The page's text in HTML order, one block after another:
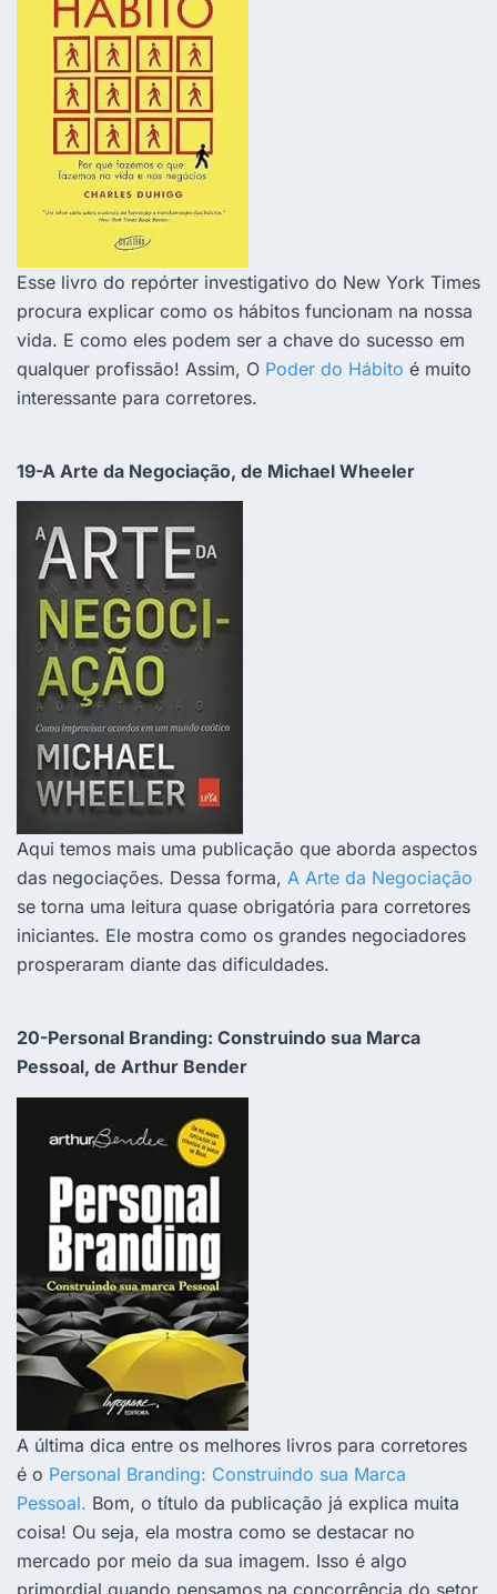
Esse livro do repórter investigativo do New York Times
procura explicar como os hábitos funcionam na nossa
vida. E como eles podem ser a chave do sucesso em
qualquer profissão! Assim, O Poder do Hábito é muito
interessante para corretores.
19-A Arte da Negociação, de Michael Wheeler
Aqui temos mais uma publicação que aborda aspectos
das negociações. Dessa forma, A Arte da Negociação
se torna uma leitura quase obrigatória para corretores
iniciantes. Ele mostra como os grandes negociadores
prosperaram diante das dificuldades.
20-Personal Branding: Construindo sua Marca
Pessoal, de Arthur Bender
A última dica entre os melhores livros para corretores
é o Personal Branding: Construindo sua Marca
Pessoal. Bom, o título da publicação já explica muita
coisa! Ou seja, ela mostra como se destacar no
mercado por meio da sua imagem. Isso é algo